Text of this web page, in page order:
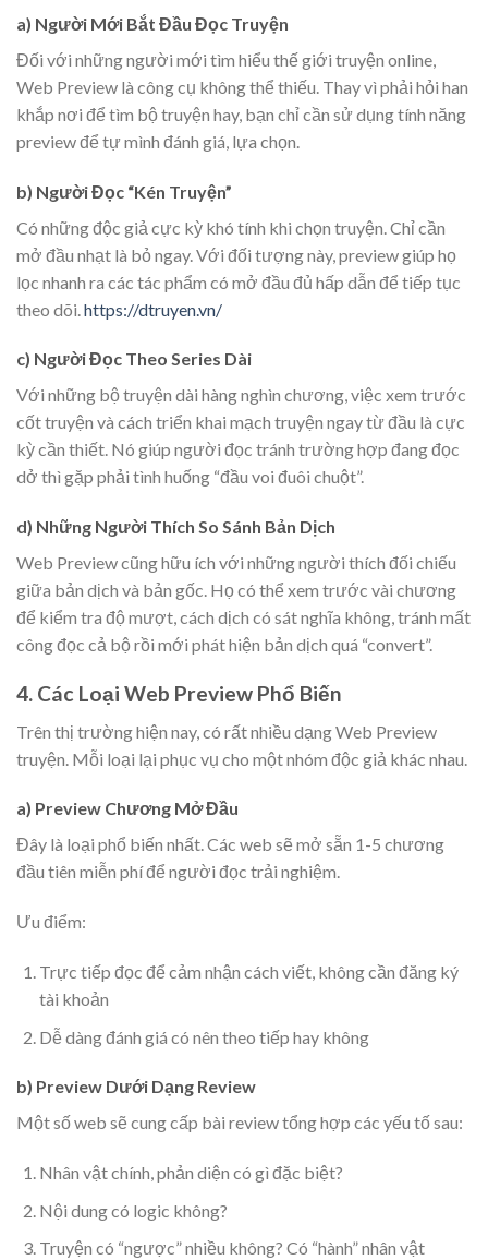
a) Người Mới Bắt Đầu Đọc Truyện
Đối với những người mới tìm hiểu thế giới truyện online,
Web Preview là công cụ không thể thiếu. Thay vì phải hỏi han
khắp nơi để tìm bộ truyện hay, bạn chỉ cần sử dụng tính năng
preview để tự mình đánh giá, lựa chọn.
b) Người Đọc “Kén Truyện”
Có những độc giả cực kỳ khó tính khi chọn truyện. Chỉ cần
mở đầu nhạt là bỏ ngay. Với đối tượng này, preview giúp họ
lọc nhanh ra các tác phẩm có mở đầu đủ hấp dẫn để tiếp tục
theo dõi. https://dtruyen.vn/
c) Người Đọc Theo Series Dài
Với những bộ truyện dài hàng nghìn chương, việc xem trước
cốt truyện và cách triển khai mạch truyện ngay từ đầu là cực
kỳ cần thiết. Nó giúp người đọc tránh trường hợp đang đọc
dở thì gặp phải tình huống “đầu voi đuôi chuột”.
d) Những Người Thích So Sánh Bản Dịch
Web Preview cũng hữu ích với những người thích đối chiếu
giữa bản dịch và bản gốc. Họ có thể xem trước vài chương
để kiểm tra độ mượt, cách dịch có sát nghĩa không, tránh mất
công đọc cả bộ rồi mới phát hiện bản dịch quá “convert”.
4. Các Loại Web Preview Phổ Biến
Trên thị trường hiện nay, có rất nhiều dạng Web Preview
truyện. Mỗi loại lại phục vụ cho một nhóm độc giả khác nhau.
a) Preview Chương Mở Đầu
Đây là loại phổ biến nhất. Các web sẽ mở sẵn 1-5 chương
đầu tiên miễn phí để người đọc trải nghiệm.
Ưu điểm:
Trực tiếp đọc để cảm nhận cách viết, không cần đăng ký
tài khoản
Dễ dàng đánh giá có nên theo tiếp hay không
b) Preview Dưới Dạng Review
Một số web sẽ cung cấp bài review tổng hợp các yếu tố sau:
Nhân vật chính, phản diện có gì đặc biệt?
Nội dung có logic không?
Truyện có “ngược” nhiều không? Có “hành” nhân vật